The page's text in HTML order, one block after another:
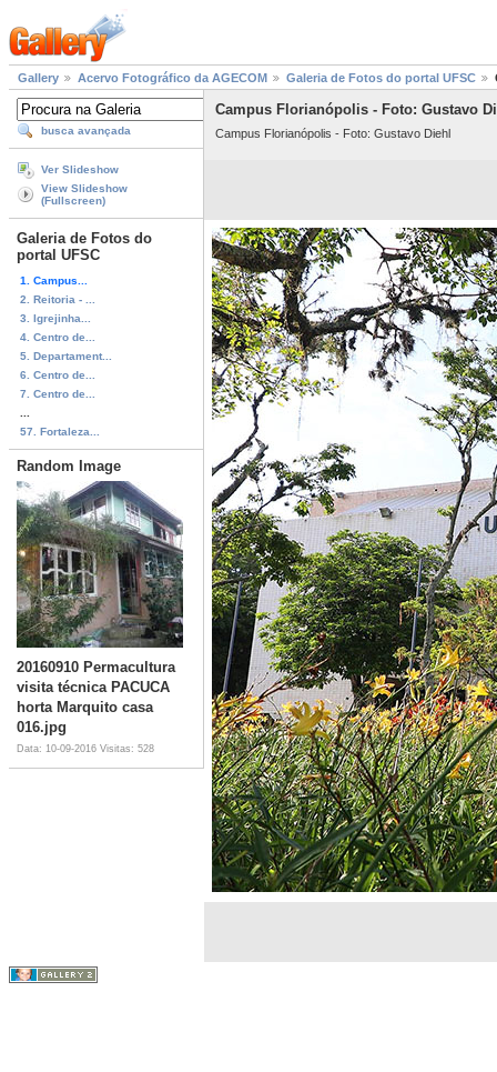
Gallery Acervo Fotográfico da AGECOM Galeria de Fotos do portal UFSC
busca avançada
Ver Slideshow
View Slideshow
(Fullscreen)
Galeria de Fotos do
portal UFSC
1. Campus...
2. Reitoria - ...
3. Igrejinha...
4. Centro de...
5. Departament...
6. Centro de...
7. Centro de...
57. Fortaleza...
Random Image
20160910 Permacultura
visita técnica PACUCA
horta Marquito casa
016.jpg
Data: 10-09-2016 Visitas: 528
Campus Florianópolis - Foto: Gustavo
Campus Florianópolis - Foto: Gustavo Diehl